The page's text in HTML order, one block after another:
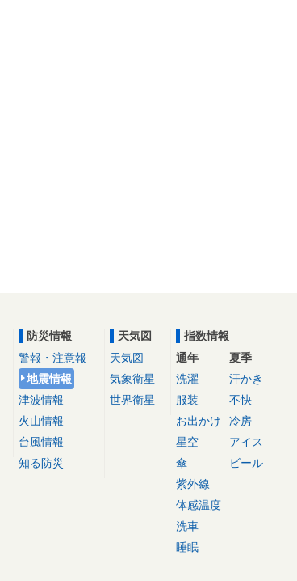
防災情報
警報・注意報
地震情報
津波情報
火山情報
台風情報
知る防災
天気図
天気図
気象衛星
世界衛星
指数情報
通年
洗濯
服装
お出かけ
星空
傘
紫外線
体感温度
洗車
睡眠
夏季
汗かき
不快
冷房
アイス
ビール